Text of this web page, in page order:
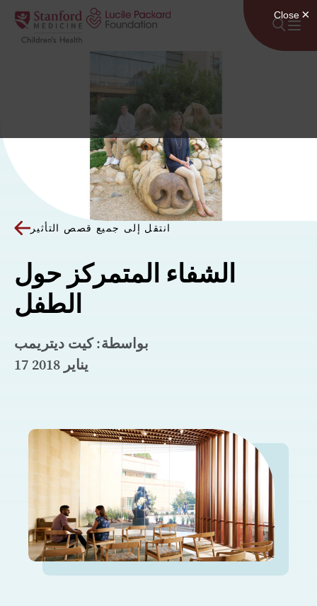
انتقل إلى المحتوى
انتقل إلى جميع قصص التأثير
الشفاء المتمركز حول
الطفل
بواسطة: كيت ديتريمب
17 يناير 2018